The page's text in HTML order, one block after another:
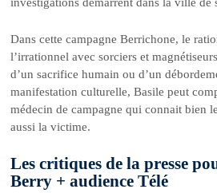
Dans cette campagne Berrichone, le
l’irrationnel avec sorciers et
d’un sacrifice humain ou d’un
manifestation culturelle, Basile peut
médecin de campagne qui connait bien
aussi la victime.
Les critiques de la presse
Berry + audience Télé